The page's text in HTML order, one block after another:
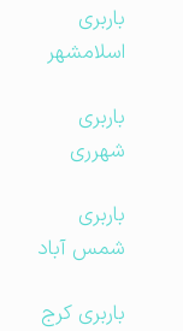
باربری
اسلامشهر
باربری
شهرری
باربری
شمس آباد
باربری کرج